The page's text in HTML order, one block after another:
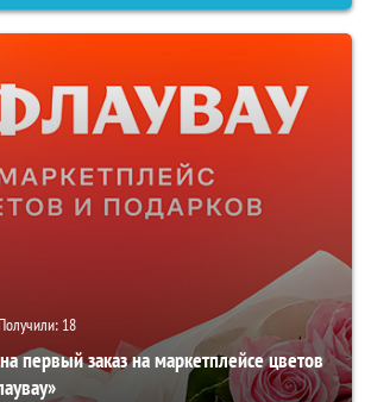
18
первый заказ на маркетплейсе цветов